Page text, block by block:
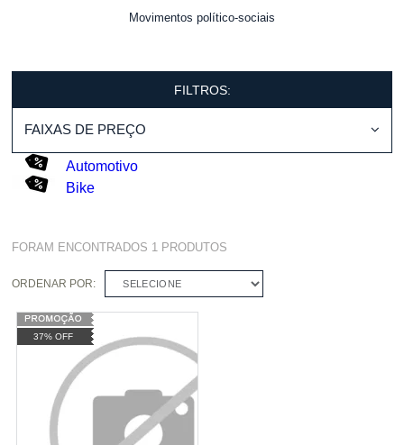
Movimentos político-sociais
FILTROS:
FAIXAS DE PREÇO
Automotivo
Bike
FORAM ENCONTRADOS 1 PRODUTOS
ORDENAR POR: SELECIONE
37% OFF